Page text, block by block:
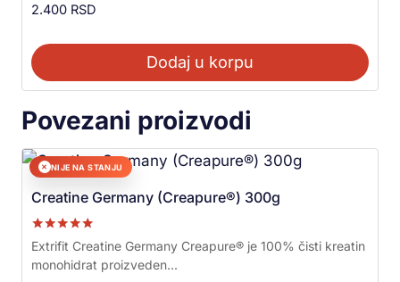
2.400 RSD
Dodaj u korpu
Povezani proizvodi
✕ NIJE NA STANJU
Creatine Germany (Creapure®) 300g
Ocenjeno sa
5.00
od 5
Extrifit Creatine Germany Creapure® je 100% čisti kreatin
monohidrat proizveden...